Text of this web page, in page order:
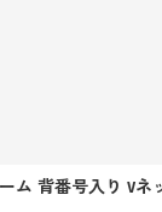
ム 背番号入り V